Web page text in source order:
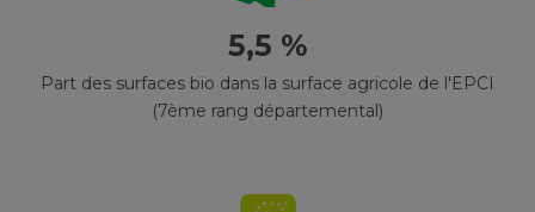
5,5 %
Part des surfaces bio dans la surface agricole de l'EPCI
(7ème rang départemental)